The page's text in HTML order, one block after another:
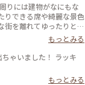
りには建物がなにもな
りできる席や綺麗な景色
街を離れてゆったりと過
もっとみる
した！ ラッキ
もっとみる